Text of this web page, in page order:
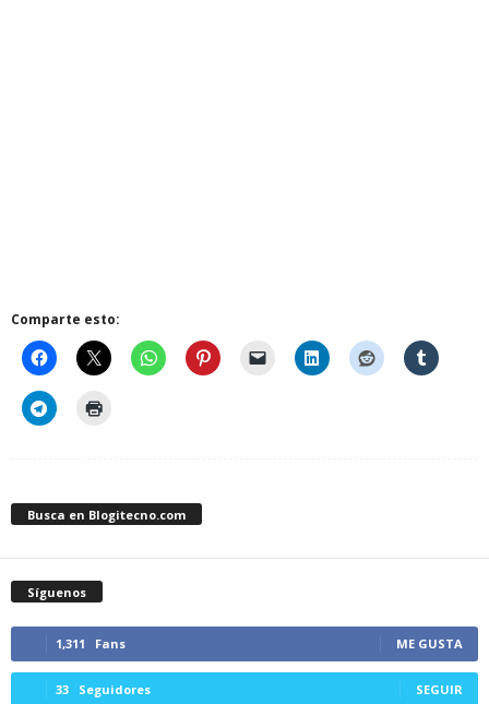
Comparte esto:
Busca en Blogitecno.com
Síguenos
1,311 Fans ME GUSTA
33 Seguidores SEGUIR